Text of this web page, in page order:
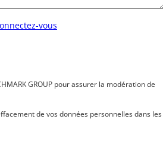
vous
GROUP pour assurer la modération de
de vos données personnelles dans les